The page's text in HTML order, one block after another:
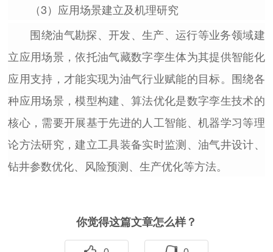
（3）应用场景建立及机理研究
围绕油气勘探、开发、生产、运行等业务领域建
立应用场景，依托油气藏数字孪生体为其提供智能化
应用支持，才能实现为油气行业赋能的目标。围绕各
种应用场景，模型构建、算法优化是数字孪生技术的
核心，需要开展基于先进的人工智能、机器学习等理
论方法研究，建立工具装备实时监测、油气井设计、
钻井参数优化、风险预测、生产优化等方法。
你觉得这篇文章怎么样？